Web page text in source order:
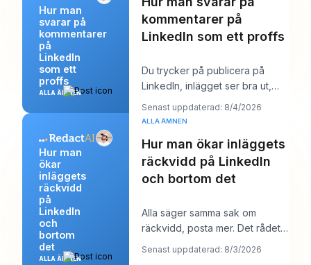
Hur man
svarar på
kommentarer
på
LinkedIn
som ett
proffs
ALLA ÄMNEN
kommentarer på
LinkedIn som ett proffs
Du trycker på publicera på
LinkedIn, inlägget ser bra ut,
och sedan börjar arbetet.
Några kommentare
Senast uppdaterad: 8/4/2026
Hur man
ökar
inläggets
räckvidd
på
LinkedIn
och
bortom
det
ALLA ÄMNEN
ALLA ÄMNEN
Hur man ökar inläggets
räckvidd på LinkedIn
och bortom det
Alla säger samma sak om
räckvidd, posta mer. Det rådet
låter produktivt, men det döljer
oftast kärnp
Senast uppdaterad: 8/3/2026